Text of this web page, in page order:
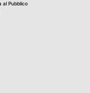
al Pubblico